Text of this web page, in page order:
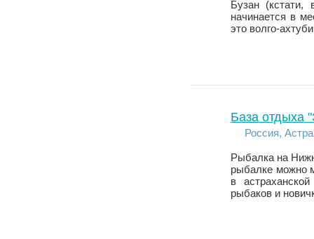
Бузан (кстати,
начинается в
это волго-
База отдыха
Россия,
Рыбалка на
рыбалке можно
в
рыбаков и